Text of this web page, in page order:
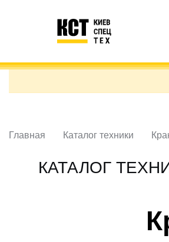
Главная Каталог техники
КАТАЛОГ